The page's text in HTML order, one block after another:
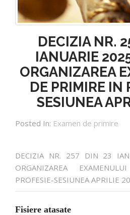
DECIZIA NR.
IANUARIE
ORGANIZAREA
DE PRIMIRE IN
SESIUNEA
Posted In: Examen de primire
DECIZIA NR. 257 DIN 23
ORGANIZAREA
PROFESIE-SESIUNEA APRILIE
Fisiere atasate